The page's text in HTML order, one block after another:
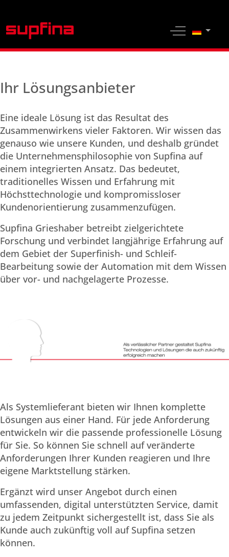
Off-Canvas
Sprache
Ihr Lösungsanbieter
Eine ideale Lösung ist das Resultat des
Zusammenwirkens vieler Faktoren. Wir wissen das
genauso wie unsere Kunden, und deshalb gründet
die Unternehmensphilosophie von Supfina auf
einem integrierten Ansatz. Das bedeutet,
traditionelles Wissen und Erfahrung mit
Höchsttechnologie und kompromissloser
Kundenorientierung zusammenzufügen.
Supfina Grieshaber betreibt zielgerichtete
Forschung und verbindet langjährige Erfahrung auf
dem Gebiet der Superfinish- und Schleif-
Bearbeitung sowie der Automation mit dem Wissen
über vor- und nachgelagerte Prozesse.
Als Systemlieferant bieten wir Ihnen komplette
Lösungen aus einer Hand. Für jede Anforderung
entwickeln wir die passende professionelle Lösung
für Sie. So können Sie schnell auf veränderte
Anforderungen Ihrer Kunden reagieren und Ihre
eigene Marktstellung stärken.
Ergänzt wird unser Angebot durch einen
umfassenden, digital unterstützten Service, damit
zu jedem Zeitpunkt sichergestellt ist, dass Sie als
Kunde auch zukünftig voll auf Supfina setzen
können.